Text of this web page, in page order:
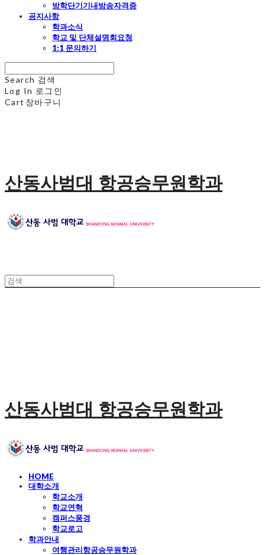
방학단기기내방송자격증
공지사항
학과소식
학교 및 단체설명회요청
1:1 문의하기
Search 검색
Log In 로그인
Cart 장바구니
산동사범대 항공승무원학과
산동사범대 항공승무원학과
HOME
대학소개
학교소개
학교연혁
캠퍼스풍경
학교로고
학과안내
여행관리항공승무원학과